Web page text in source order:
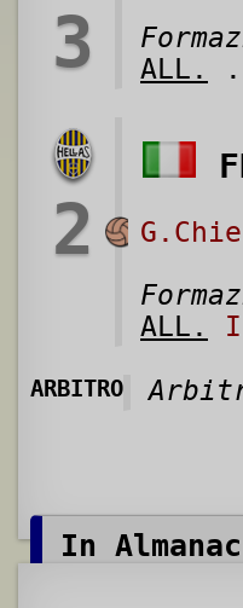
3
ALL.
2
ALL.
ARBITRO
In